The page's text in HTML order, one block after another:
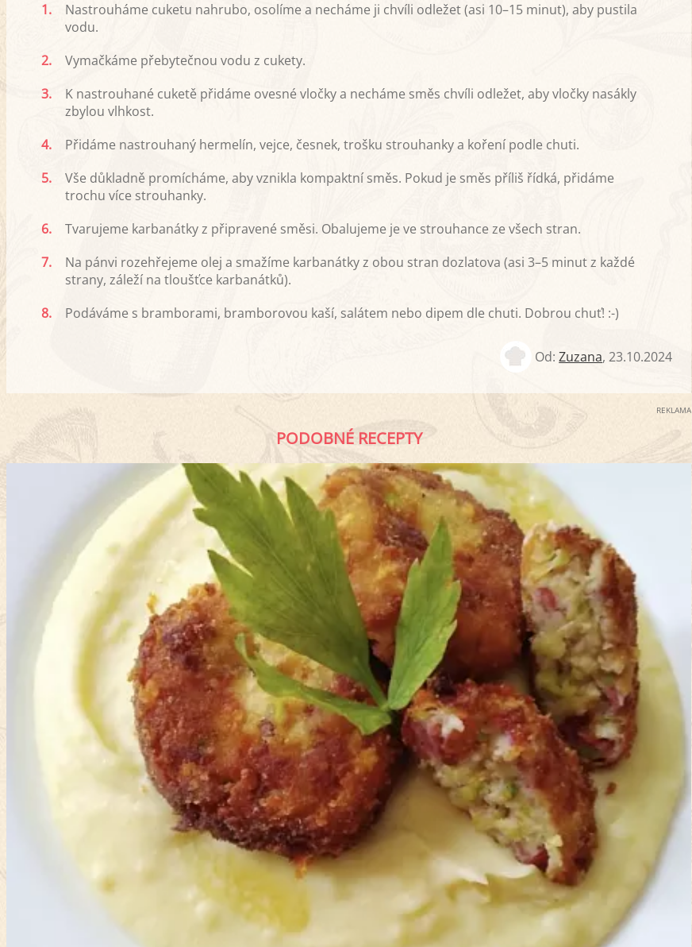
1.
Nastrouháme cuketu nahrubo, osolíme a necháme ji chvíli odležet (asi 10–15 minut), aby pustila
vodu.
2.
Vymačkáme přebytečnou vodu z cukety.
3.
K nastrouhané cuketě přidáme ovesné vločky a necháme směs chvíli odležet, aby vločky nasákly
zbylou vlhkost.
4.
Přidáme nastrouhaný hermelín, vejce, česnek, trošku strouhanky a koření podle chuti.
5.
Vše důkladně promícháme, aby vznikla kompaktní směs. Pokud je směs příliš řídká, přidáme
trochu více strouhanky.
6.
Tvarujeme karbanátky z připravené směsi. Obalujeme je ve strouhance ze všech stran.
7.
Na pánvi rozehřejeme olej a smažíme karbanátky z obou stran dozlatova (asi 3–5 minut z každé
strany, záleží na tloušťce karbanátků).
8.
Podáváme s bramborami, bramborovou kaší, salátem nebo dipem dle chuti. Dobrou chuť! :-)
Od:Zuzana,23.10.2024
REKLAMA
PODOBNÉ RECEPTY